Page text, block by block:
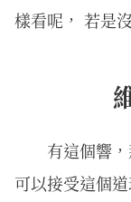
樣看呢， 若是
有這個響
可以接受這個